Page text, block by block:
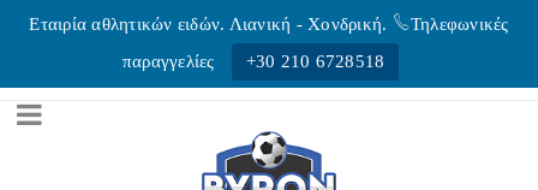
Εταιρία αθλητικών ειδών. Λιανική - Xονδρική.
Τηλεφωνικές
παραγγελίες
+30 210 6728518